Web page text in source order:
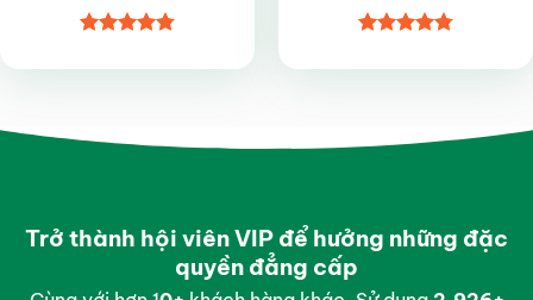
hạng4.85
hạng4.85
Trở thành hội viên VIP để hưởng những đặc
quyền đẳng cấp